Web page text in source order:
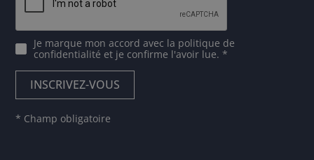
Je marque mon accord avec la politique de
confidentialité et je confirme l'avoir lue. *
* Champ obligatoire